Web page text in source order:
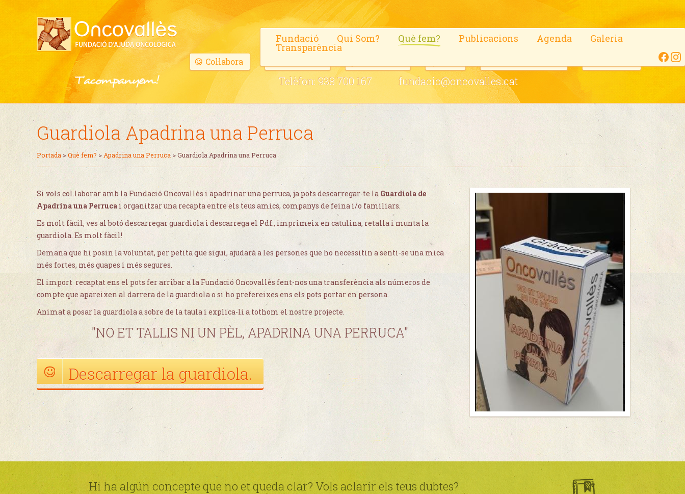
Col·labora
Telèfon: 938 700 167 fundacio@oncovalles.cat
Fundació Qui Som? Què fem? Publicacions Agenda Galeria
Transparència
Guardiola Apadrina una Perruca
Portada >Què fem? > Apadrina una Perruca >Guardiola Apadrina una Perruca
Si vols col.laborar amb la Fundació Oncovallès i apadrinar una perruca, ja pots descarregar-te la Guardiola de
Apadrina una Perruca i organitzar una recapta entre els teus amics, companys de feina i/o familiars.
Es molt fàcil, ves al botó descarregar guardiola i descarrega el Pdf., imprimeix en catulina, retalla i munta la
guardiola. Es molt fàcil!
Demana que hi posin la voluntat, per petita que sigui, ajudarà a les persones que ho necessitin a senti-se una mica
més fortes, més guapes i més segures.
El import recaptat ens el pots fer arribar a la Fundació Oncovallès fent-nos una transferència als números de
compte que apareixen al darrera de la guardiola o si ho prefereixes ens els pots portar en persona.
Animat a posar la guardiola a sobre de la taula i explica-li a tothom el nostre projecte.
"NO ET TALLIS NI UN PÈL, APADRINA UNA PERRUCA"
Descarregar la guardiola.
Hi ha algún concepte que no et queda clar? Vols aclarir els teus dubtes?